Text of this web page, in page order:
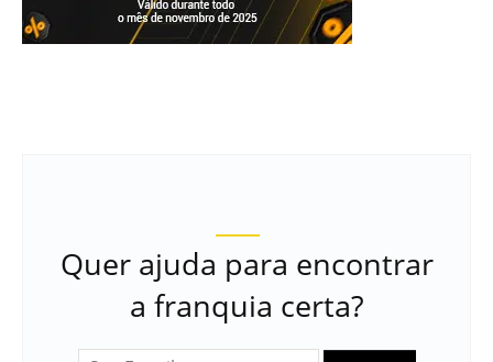
Quer ajuda para encontrar
a franquia certa?